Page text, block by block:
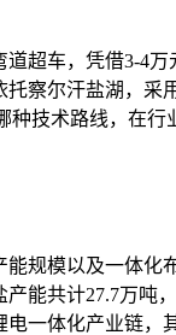
超车，凭借3-4
察尔汗盐湖，
技术路线，在
规模以及一体
共计27.7万吨
一体化产业链，